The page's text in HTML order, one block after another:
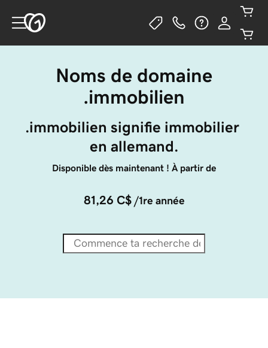
Noms de domaine
.immobilien
.immobilien signifie immobilier
en allemand.
Disponible dès maintenant ! À partir de
81,26 C$ /1re année